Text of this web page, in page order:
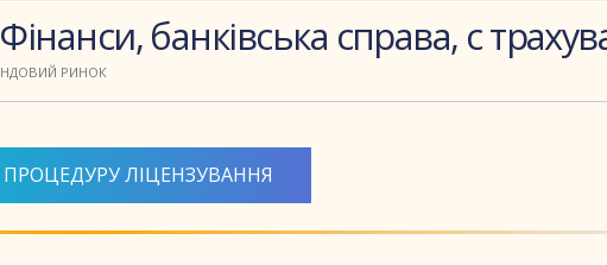
банківська справа, с
РИНОК
ЛІЦЕНЗУВАННЯ